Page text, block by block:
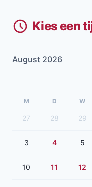
Kies een
August 2026
M D W
27 28 29
3 4 5
10 11 12